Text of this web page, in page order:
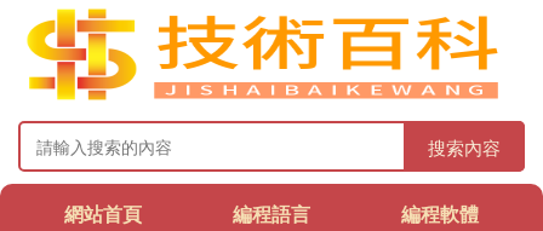
搜索內容
網站首頁 編程語言 編程軟體